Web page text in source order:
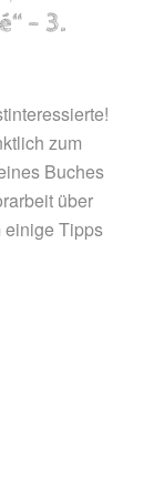
– 3.
zum
Buches
über
einige Tipps